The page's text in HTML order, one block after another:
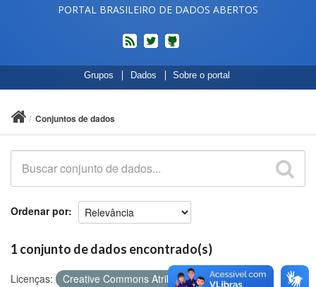
PORTAL BRASILEIRO DE DADOS ABERTOS
feed twitterCódigos
fonte
de
no
Grupos Dados Sobre o portal
Conjuntos de dados
Ordenar por
1 conjunto de dados encontrado(s)
Licenças: Creative Commons Atribuição
Formatos: